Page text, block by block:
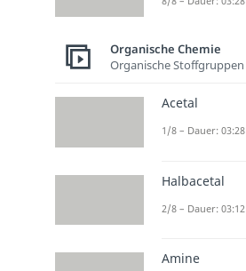
Organische Chemie
Organische Stoffgruppen
Acetal
1/8 – Dauer: 03:28
Halbacetal
2/8 – Dauer: 03:12
Amine